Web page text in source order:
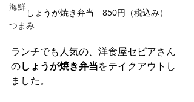
海鮮
つまみ
しょうが焼き弁当　850円（税込み）
ランチでも人気の、洋食屋セピアさん
のしょうが焼き弁当をテイクアウトし
ました。